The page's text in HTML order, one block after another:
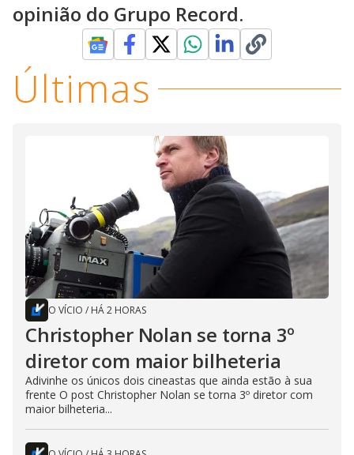
opinião do Grupo Record.
Últimas
O VÍCIO / HÁ 2 HORAS
Christopher Nolan se torna 3º
diretor com maior bilheteria
Adivinhe os únicos dois cineastas que ainda estão à sua
frente O post Christopher Nolan se torna 3º diretor com
maior bilheteria...